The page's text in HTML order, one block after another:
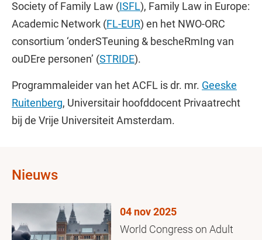
Society of Family Law (ISFL), Family Law in Europe:
Academic Network (FL-EUR) en het NWO-ORC
consortium ‘onderSTeuning & bescheRmIng van
ouDEre personen’ (STRIDE).
Programmaleider van het ACFL is dr. mr. Geeske
Ruitenberg, Universitair hoofddocent Privaatrecht
bij de Vrije Universiteit Amsterdam.
Nieuws
04 nov 2025
World Congress on Adult